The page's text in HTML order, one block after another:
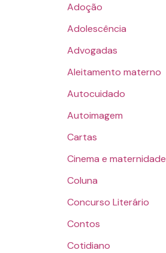
Adoção
Adolescência
Advogadas
Aleitamento materno
Autocuidado
Autoimagem
Cartas
Cinema e maternidade
Coluna
Concurso Literário
Contos
Cotidiano